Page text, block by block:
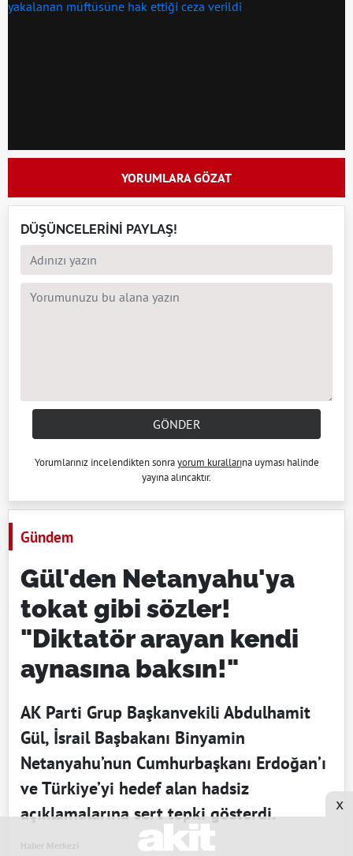
YORUMLARA GÖZAT
DÜŞÜNCELERİNİ PAYLAŞ!
GÖNDER
Yorumlarınız incelendikten sonrayorum kurallarına uyması halinde
yayına alıncaktır.
Gündem
Gül'den Netanyahu'ya
tokat gibi sözler!
"Diktatör arayan kendi
aynasına baksın!"
AK Parti Grup Başkanvekili Abdulhamit
Gül, İsrail Başbakanı Binyamin
Netanyahu’nun Cumhurbaşkanı Erdoğan’ı
ve Türkiye’yi hedef alan hadsiz
açıklamalarına sert tepki gösterdi.
Haber Merkezi
x